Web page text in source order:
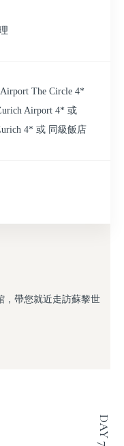
The Circle 4*
Airport 4* 或
4* 或 同級飯店
，帶您就近走訪蘇黎世
DAY 7